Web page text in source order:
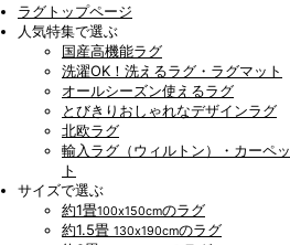
ラグトップページ
人気特集で選ぶ
国産高機能ラグ
洗濯OK！洗えるラグ・ラグマット
オールシーズン使えるラグ
とびきりおしゃれなデザインラグ
北欧ラグ
輸入ラグ（ウィルトン）・カーペッ
ト
サイズで選ぶ
約1畳100x150cmのラグ
約1.5畳 130x190cmのラグ